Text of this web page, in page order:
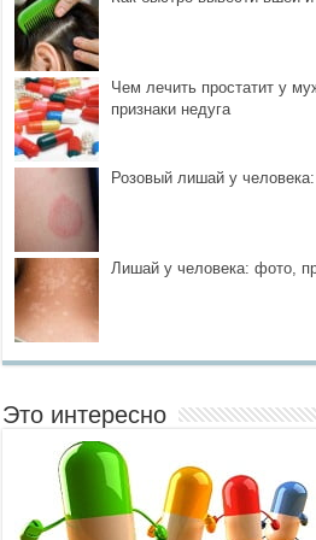
Чем лечить простатит у
признаки недуга
Розовый лишай у
Лишай у человека: фото,
Это интересно